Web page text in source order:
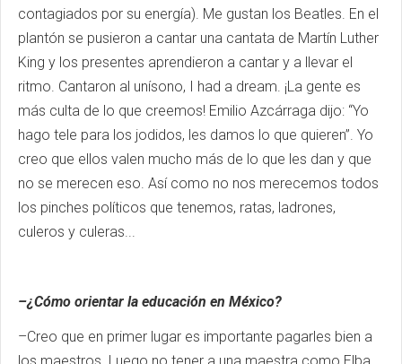
contagiados por su energía). Me gustan los Beatles. En el
plantón se pusieron a cantar una cantata de Martín Luther
King y los presentes aprendieron a cantar y a llevar el
ritmo. Cantaron al unísono, I had a dream. ¡La gente es
más culta de lo que creemos! Emilio Azcárraga dijo: “Yo
hago tele para los jodidos, les damos lo que quieren”. Yo
creo que ellos valen mucho más de lo que les dan y que
no se merecen eso. Así como no nos merecemos todos
los pinches políticos que tenemos, ratas, ladrones,
culeros y culeras...
–¿Cómo orientar la educación en México?
–Creo que en primer lugar es importante pagarles bien a